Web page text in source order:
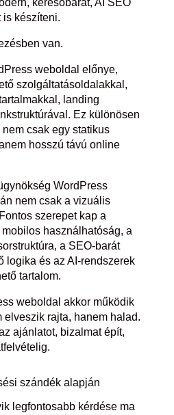
keresőbarát, AI SEO
készíteni.
van.
weboldal előnye,
szolgáltatásoldalakkal,
landing
Ez különösen
csak egy statikus
hosszú távú online
WordPress
nem csak a vizuális
szerepet kap a
használhatóság, a
a SEO-barát
logika és az AI-rendszerek
tartalom.
weboldal akkor működik
elveszik rajta, hanem halad.
ajánlatot, bizalmat épít,
szándék alapján
legfontosabb kérdése ma